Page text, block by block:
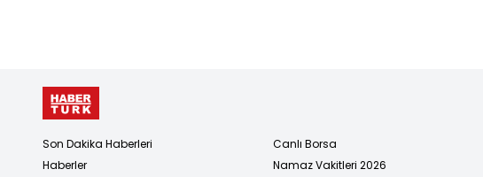
Son Dakika Haberleri
Haberler
Canlı Borsa
Namaz Vakitleri 2026